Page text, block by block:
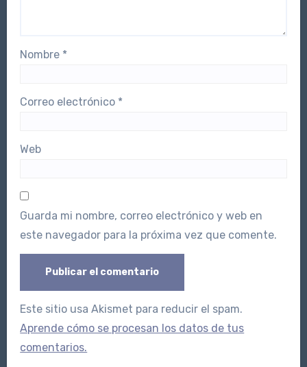
Nombre *
Correo electrónico *
Web
Guarda mi nombre, correo electrónico y web en
este navegador para la próxima vez que comente.
Este sitio usa Akismet para reducir el spam.
Aprende cómo se procesan los datos de tus
comentarios.